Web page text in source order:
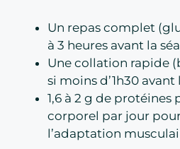
Un repas complet
à 3 heures avant la
Une collation rapide
si moins d’1h30 avant
1,6 à 2 g de protéines
corporel par jour
l’adaptation